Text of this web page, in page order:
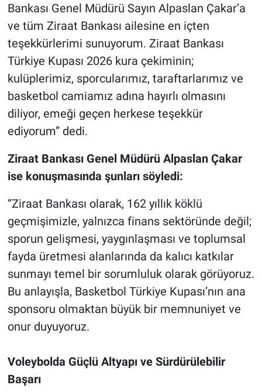
Bankası Genel Müdürü Sayın Alpaslan Çakar’a
ve tüm Ziraat Bankası ailesine en içten
teşekkürlerimi sunuyorum. Ziraat Bankası
Türkiye Kupası 2026 kura çekiminin;
kulüplerimiz, sporcularımız, taraftarlarımız ve
basketbol camiamız adına hayırlı olmasını
diliyor, emeği geçen herkese teşekkür
ediyorum” dedi.
Ziraat Bankası Genel Müdürü Alpaslan Çakar
ise konuşmasında şunları söyledi:
“Ziraat Bankası olarak, 162 yıllık köklü
geçmişimizle, yalnızca finans sektöründe değil;
sporun gelişmesi, yaygınlaşması ve toplumsal
fayda üretmesi alanlarında da kalıcı katkılar
sunmayı temel bir sorumluluk olarak görüyoruz.
Bu anlayışla, Basketbol Türkiye Kupası’nın ana
sponsoru olmaktan büyük bir memnuniyet ve
onur duyuyoruz.
Voleybolda Güçlü Altyapı ve Sürdürülebilir
Başarı